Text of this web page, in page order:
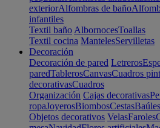
exteriorAlfombras de baño
infantiles
Textil baño AlbornocesToallas
Textil cocina MantelesServilletas
Decoración
Decoración de pared Letreros
paredTablerosCanvasCuadros
decorativasCuadros
Organización Cajas decorativas
ropaJoyerosBiombosCestasBaúles
Objetos decorativos VelasFaroles